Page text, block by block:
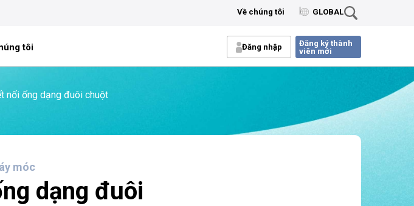
Về chúng tôi GLOBAL
tôi Đăng nhập
Đăng ký thành
viên mới
nối ống dạng đuôi chuột
móc
dạng đuôi